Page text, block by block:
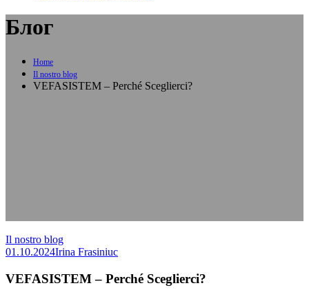
Блог
Home
Il nostro blog
VEFASISTEM – Perché Sceglierci?
Il nostro blog
01.10.2024Irina Frasiniuc
VEFASISTEM – Perché Sceglierci?